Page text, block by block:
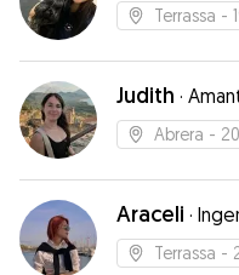
Terrassa -
Judith ·
Abrera -
Araceli ·
Terrassa -